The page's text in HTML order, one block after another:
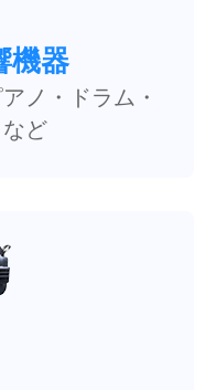
機器
ノ・ドラム・
ど